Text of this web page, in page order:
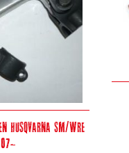
Husqvarna SM/WRE